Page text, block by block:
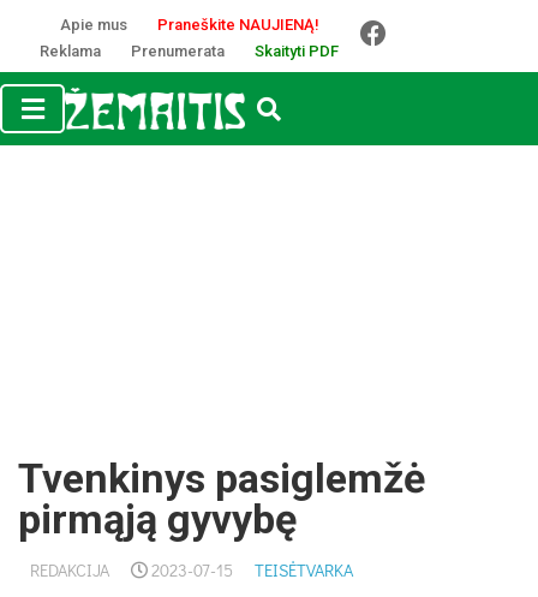
Apie mus
Praneškite NAUJIENĄ!
Reklama
Prenumerata Skaityti PDF
Tvenkinys pasiglemžė
pirmąją gyvybę
REDAKCIJA 2023-07-15 TEISĖTVARKA